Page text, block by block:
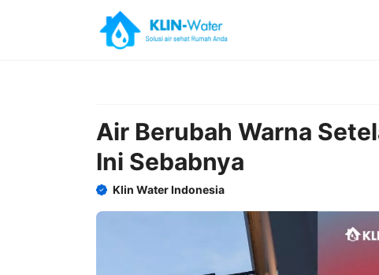
Air Berubah Warna
Ini Sebabnya
Klin Water Indonesia